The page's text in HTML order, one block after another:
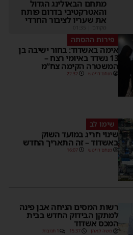
מתחם הבאולינג הגדול
והאטרקטיבי בדרום פותח
את שעריו לציבור החרדי
מקודם
פירות ההסתה
אימה באשדוד: בחור ישיבה בן
13 נשדד באיומי רצח –
המשטרה הקימה צח”מ
מנחם דויטש 22:32
שימו לב
שינוי חריג במועד השוק
באשדוד – זה התאריך החדש
מנחם דויטש 16:07
רשות המסים הניחה אבן פינה
למתקן הבידוק החדש בבית
המכס אשדוד
משה קאהן 15:37 1 תגובות